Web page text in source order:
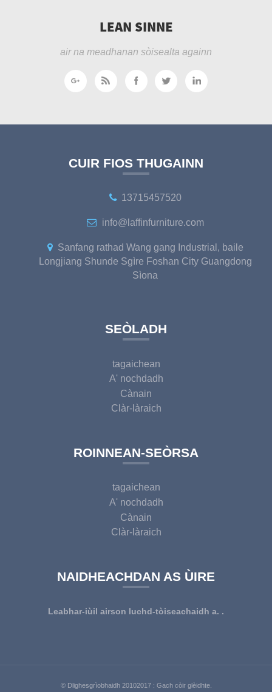
LEAN SINNE
air na meadhanan sòisealta againn
CUIR FIOS THUGAINN
13715457520
info@laffinfurniture.com
Sanfang rathad Wang gang Industrial, baile
Longjiang Shunde Sgìre Foshan City Guangdong
Sìona
SEÒLADH
tagaichean
A' nochdadh
Cànain
Clàr-làraich
ROINNEAN-SEÒRSA
tagaichean
A' nochdadh
Cànain
Clàr-làraich
NAIDHEACHDAN AS ÙIRE
Leabhar-iùil airson luchd-tòiseachaidh a. .
© Dlighesgrìobhaidh 20102017 : Gach còir glèidhte.